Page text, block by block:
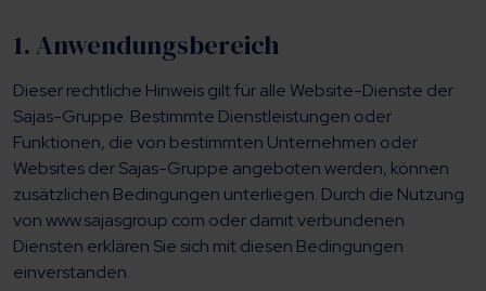
1. Anwendungsbereich
Dieser rechtliche Hinweis gilt für alle Website-Dienste der
Sajas-Gruppe. Bestimmte Dienstleistungen oder
Funktionen, die von bestimmten Unternehmen oder
Websites der Sajas-Gruppe angeboten werden, können
zusätzlichen Bedingungen unterliegen. Durch die Nutzung
von www.sajasgroup.com oder damit verbundenen
Diensten erklären Sie sich mit diesen Bedingungen
einverstanden.